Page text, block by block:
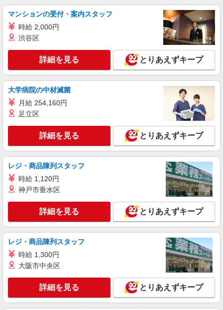
丸亀製麺高岡あわら町店
キッチン・ホールスタッフ
時給1150円〜 ☆22時以降は時給25％UP（深夜
富山県高岡市あわら町３－２
キープ 詳細を見る
アルバイト パート
ラ・ムー高岡東店
時給1200円〜1300円（時間帯による） 試用期
間（2ヶ月）減給なし ※日曜加給あり：時給＋50
円 【時給詳細】 6：00〜8：00：時給1300円 8：
00〜10：00：時給1200円 ※勤務日数や時間は相
談可能。副業やWワークも歓迎です。
ラ・ムー高岡東店 富山県高岡市井口本江284
番地 ［営業時間］24時間営業
キープ 詳細を見る
アルバイト パート
☆COCO’S 新湊店☆
レストラン キッチン/COCO'S
時給1100円〜 ※22時以降は時給1375円〜 高校
生・18歳未満の方は時給1070円〜
キープ 詳細を見る
アルバイト パート
マンションの受付・案内スタッフ
時給 2,000円
渋谷区
詳細を見る とりあえずキープ
大学病院の中材滅菌
月給 254,160円
足立区
詳細を見る とりあえずキープ
レジ・商品陳列スタッフ
時給 1,120円
神戸市垂水区
詳細を見る とりあえずキープ
レジ・商品陳列スタッフ
時給 1,300円
大阪市中央区
詳細を見る とりあえずキープ